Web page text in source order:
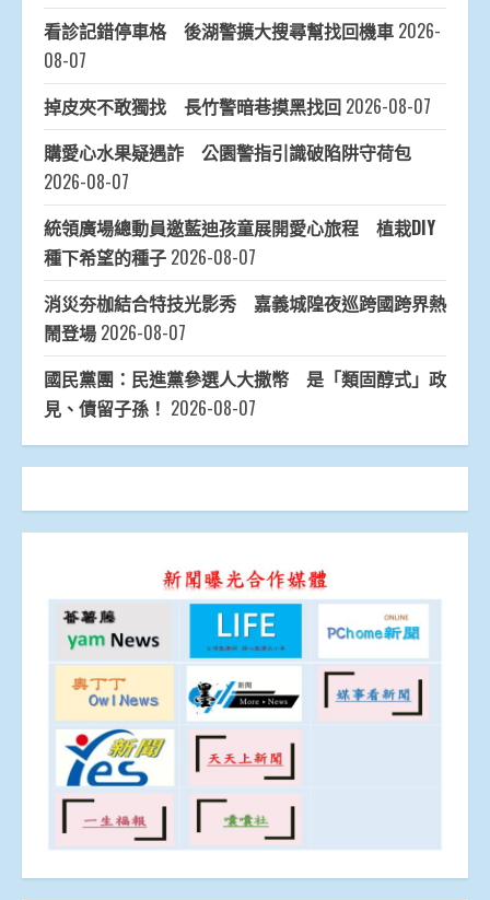
看診記錯停車格 後湖警擴大搜尋幫找回機車 2026-
08-07
掉皮夾不敢獨找 長竹警暗巷摸黑找回 2026-08-07
購愛心水果疑遇詐 公園警指引識破陷阱守荷包
2026-08-07
統領廣場總動員邀藍迪孩童展開愛心旅程 植栽DIY
種下希望的種子 2026-08-07
消災夯枷結合特技光影秀 嘉義城隍夜巡跨國跨界熱
鬧登場 2026-08-07
國民黨團：民進黨參選人大撒幣 是「類固醇式」政
見、債留子孫！ 2026-08-07